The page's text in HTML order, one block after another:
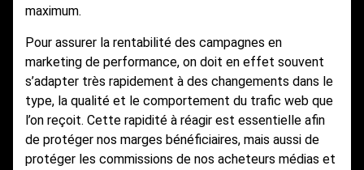
maximum.
Pour assurer la rentabilité des campagnes en
marketing de performance, on doit en effet souvent
s’adapter très rapidement à des changements dans le
type, la qualité et le comportement du trafic web que
l’on reçoit. Cette rapidité à réagir est essentielle afin
de protéger nos marges bénéficiaires, mais aussi de
protéger les commissions de nos acheteurs médias et